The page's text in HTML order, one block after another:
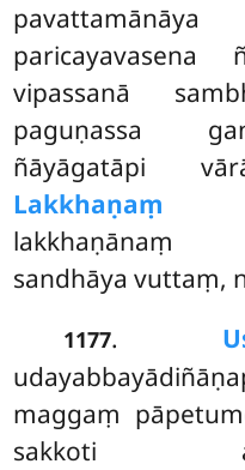
paricayavasena
vipassanā
paguṇassa
ñāyāgatāpi
Lakkhaṇaṃ
lakkhaṇānaṃ
sandhāya vuttaṃ,
1177.
maggaṃ
sakkoti